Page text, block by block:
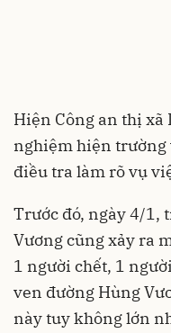
Hiện Công an thị xã
nghiệm hiện trường
điều tra làm rõ vụ
Trước đó, ngày 4/1,
Vương cũng xảy ra
1 người chết, 1
ven đường Hùng
này tuy không lớn